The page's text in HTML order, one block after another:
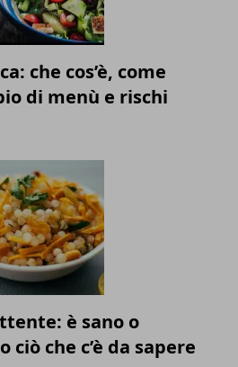
che cos’è, come
di menù e rischi
è sano o
ciò che c’è da sapere